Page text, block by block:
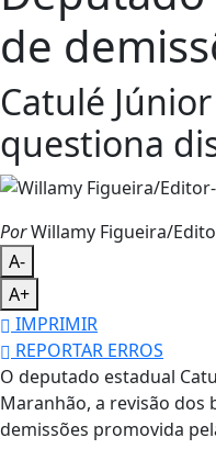
de
Catulé
questiona
PorWillamy Figueira/
A-
A+
IMPRIMIR
REPORTAR ERROS
O deputado estadual
Maranhão, a revisão dos
demissões promovida